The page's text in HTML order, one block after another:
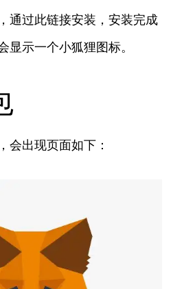
通过此链接安装，安装完成
显示一个小狐狸图标。
会出现页面如下：